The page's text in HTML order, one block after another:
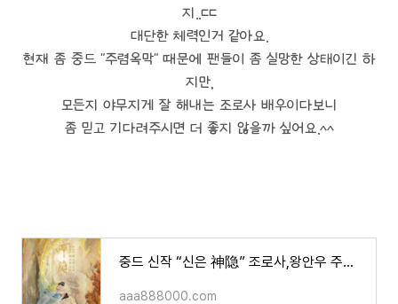
지..ㄷㄷ
대단한 체력인거 같아요.
현재 좀 중드 "주렴옥막" 때문에 팬들이 좀 실망한 상태이긴 하
지만,
모든지 야무지게 잘 해내는 조로사 배우이다보니
좀 믿고 기다려주시면 더 좋지 않을까 싶어요.^^
중드 신작 “신은 神隐” 조로사,왕안우 주연/소개,영상 등
aaa888000.com